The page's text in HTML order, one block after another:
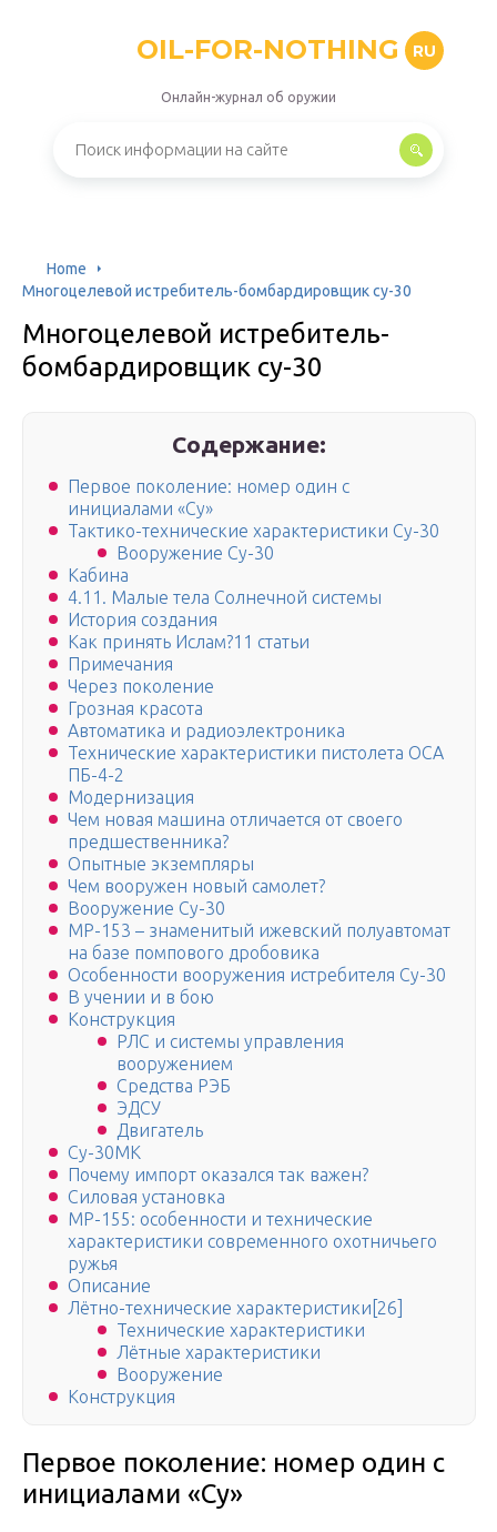
OIL-FOR-NOTHING RU
Онлайн-журнал об оружии
Home
Многоцелевой истребитель-бомбардировщик су-30
Многоцелевой истребитель-
бомбардировщик су-30
Содержание:
Первое поколение: номер один с
инициалами «Су»
Тактико-технические характеристики Су-30
Вооружение Су-30
Кабина
4.11. Малые тела Солнечной системы
История создания
Как принять Ислам?11 статьи
Примечания
Через поколение
Грозная красота
Автоматика и радиоэлектроника
Технические характеристики пистолета ОСА
ПБ-4-2
Модернизация
Чем новая машина отличается от своего
предшественника?
Опытные экземпляры
Чем вооружен новый самолет?
Вооружение Су-30
МР-153 – знаменитый ижевский полуавтомат
на базе помпового дробовика
Особенности вооружения истребителя Су-30
В учении и в бою
Конструкция
РЛС и системы управления
вооружением
Средства РЭБ
ЭДСУ
Двигатель
Су-30МК
Почему импорт оказался так важен?
Силовая установка
МР-155: особенности и технические
характеристики современного охотничьего
ружья
Описание
Лётно-технические характеристики[26]
Технические характеристики
Лётные характеристики
Вооружение
Конструкция
Первое поколение: номер один с
инициалами «Су»